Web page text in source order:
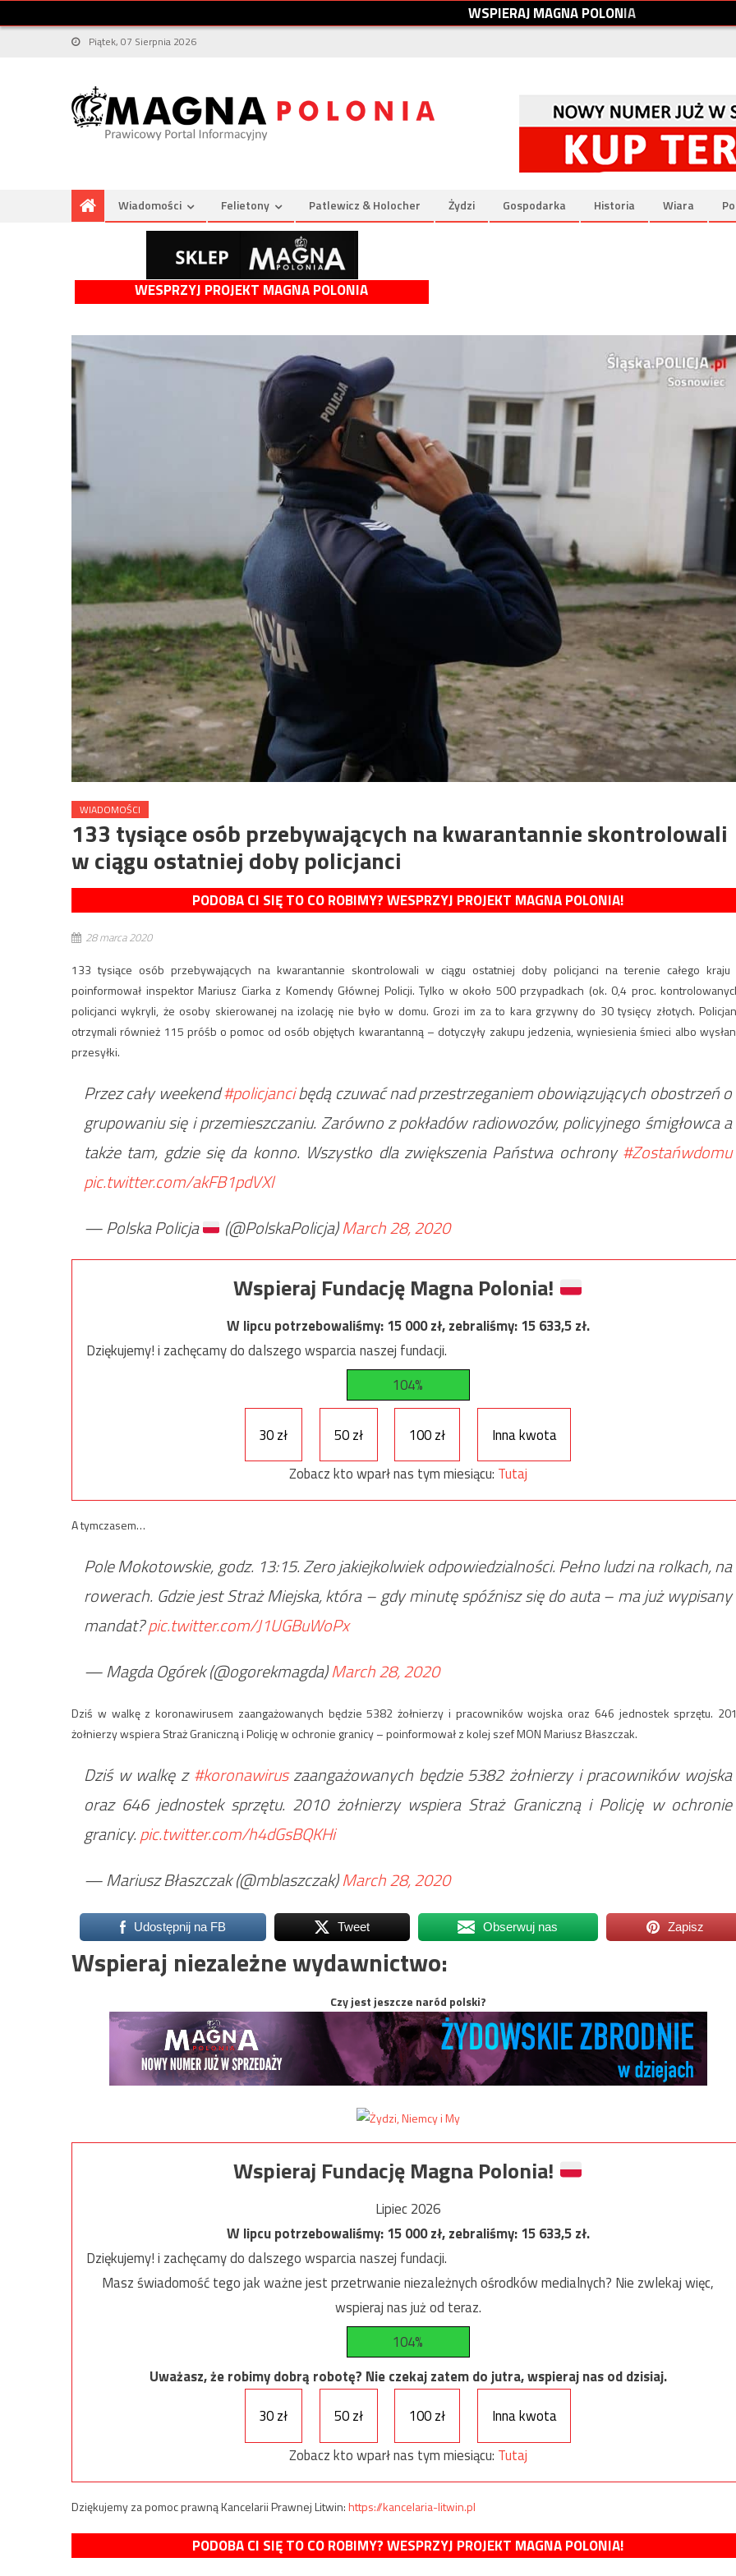
WSPIERAJMAGNAPOLONIA
Piątek, 07 Sierpnia 2026
Wiadomości Felietony Patlewicz & Holocher Żydzi Gospodarka Historia Wiara
WESPRZYJ PROJEKT MAGNA POLONIA
WIADOMOŚCI
133 tysiące osób przebywających na kwarantannie skontrolowali
w ciągu ostatniej doby policjanci
PODOBA CI SIĘ TO CO ROBIMY? WESPRZYJ PROJEKT MAGNA POLONIA!
28 marca 2020
133 tysiące osób przebywających na kwarantannie skontrolowali w ciągu ostatniej doby policjanci na terenie całego
poinformował inspektor Mariusz Ciarka z Komendy Głównej Policji. Tylko w około 500 przypadkach (ok. 0,4 proc.
policjanci wykryli, że osoby skierowanej na izolację nie było w domu. Grozi im za to kara grzywny do 30 tysięcy złotych.
otrzymali również 115 próśb o pomoc od osób objętych kwarantanną – dotyczyły zakupu jedzenia, wyniesienia śmieci albo
przesyłki.
Przez cały weekend#policjancibędą czuwać nad przestrzeganiem obowiązujących obostrzeń o
grupowaniu się i przemieszczaniu. Zarówno z pokładów radiowozów, policyjnego śmigłowca a
także tam, gdzie się da konno. Wszystko dla zwiększenia Państwa ochrony#Zostańwdomu
pic.twitter.com/akFB1pdVXl
— Polska Policja
(@PolskaPolicja)March 28, 2020
Wspieraj Fundację Magna Polonia!
W lipcu potrzebowaliśmy:15 000zł, zebraliśmy:15 633,5zł.
Dziękujemy! i zachęcamy do dalszego wsparcia naszej fundacji.
104%
30 zł 50 zł 100 zł
Inna kwota
Zobacz kto wparł nas tym miesiącu: Tutaj
A tymczasem…
Pole Mokotowskie, godz. 13:15. Zero jakiejkolwiek odpowiedzialności. Pełno ludzi na rolkach, na
rowerach. Gdzie jest Straż Miejska, która – gdy minutę spóźnisz się do auta – ma już wypisany
mandat?pic.twitter.com/J1UGBuWoPx
— Magda Ogórek (@ogorekmagda)March 28, 2020
Dziś w walkę z koronawirusem zaangażowanych będzie 5382 żołnierzy i pracowników wojska oraz 646 jednostek sprzętu.
żołnierzy wspiera Straż Graniczną i Policję w ochronie granicy – poinformował z kolej szef MON Mariusz Błaszczak.
Dziś w walkę z#koronawiruszaangażowanych będzie 5382 żołnierzy i pracowników wojska
oraz 646 jednostek sprzętu. 2010 żołnierzy wspiera Straż Graniczną i Policję w ochronie
granicy.pic.twitter.com/h4dGsBQKHi
— Mariusz Błaszczak (@mblaszczak)March 28, 2020
Udostępnij na FB Tweet Obserwuj nas Zapisz
Wspieraj niezależne wydawnictwo:
Czy jest jeszcze naród polski?
Wspieraj Fundację Magna Polonia!
Lipiec 2026
W lipcu potrzebowaliśmy:15 000zł, zebraliśmy:15 633,5zł.
Dziękujemy! i zachęcamy do dalszego wsparcia naszej fundacji.
Masz świadomość tego jak ważne jest przetrwanie niezależnych ośrodków medialnych? Nie zwlekaj więc,
wspieraj nas już od teraz.
104%
Uważasz, że robimy dobrą robotę? Nie czekaj zatem do jutra, wspieraj nas od dzisiaj.
30 zł
50 zł 100 zł
Inna kwota
Zobacz kto wparł nas tym miesiącu: Tutaj
Dziękujemy za pomoc prawną Kancelarii Prawnej Litwin:https://kancelaria-litwin.pl
PODOBA CI SIĘ TO CO ROBIMY? WESPRZYJ PROJEKT MAGNA POLONIA!